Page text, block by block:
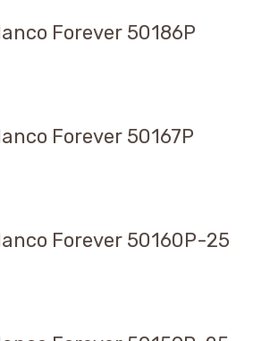
Forever 50186P
Forever 50167P
Forever 50160P-25